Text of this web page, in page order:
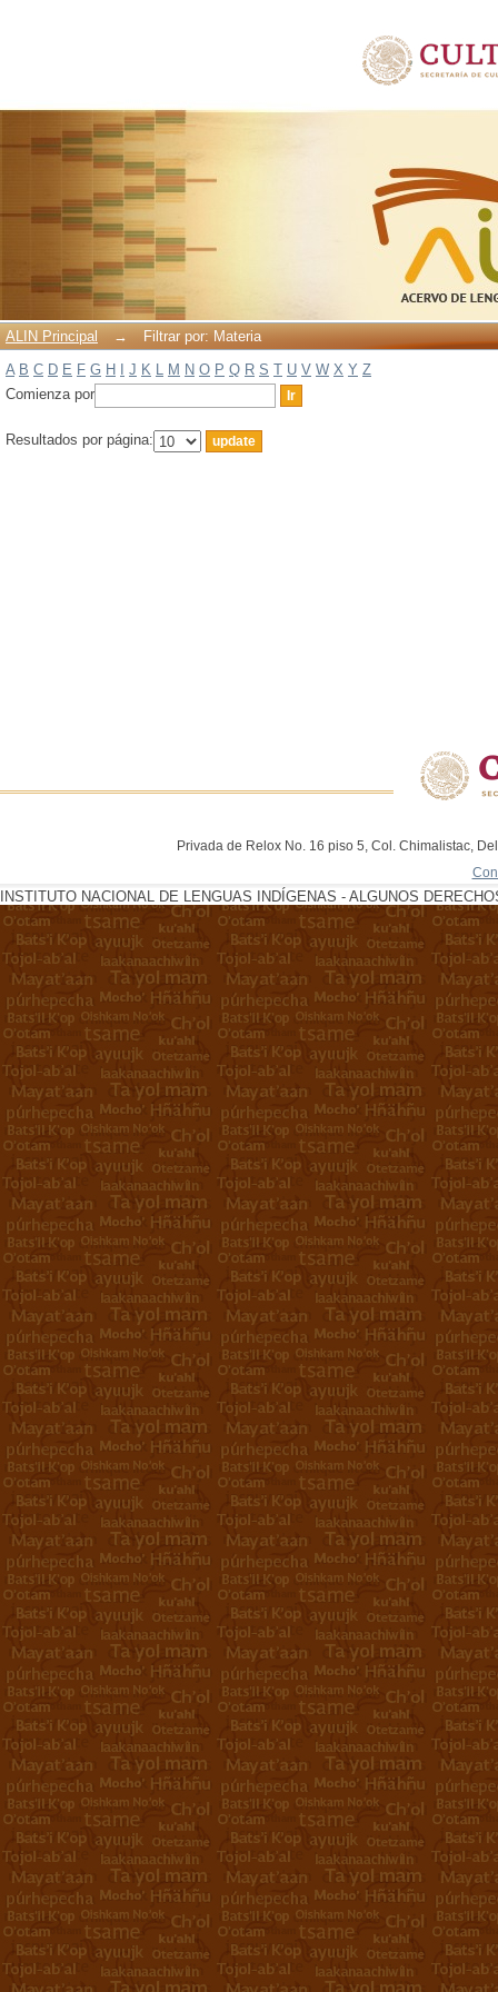
ALIN Principal →
Filtrar por: Materia
A B C D E F G H J K L M N O P Q R S T U V W X Y Z
Comienza por
Resultados por página:
Privada de Relox No. 16 piso 5, Col. Chimalistac,
INSTITUTO NACIONAL DE LENGUAS INDÍGENAS - ALGUNOS